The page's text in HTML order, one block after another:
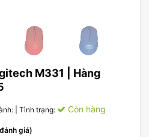
M331 | Hàng
| Tình trạng: Còn hàng
giá)